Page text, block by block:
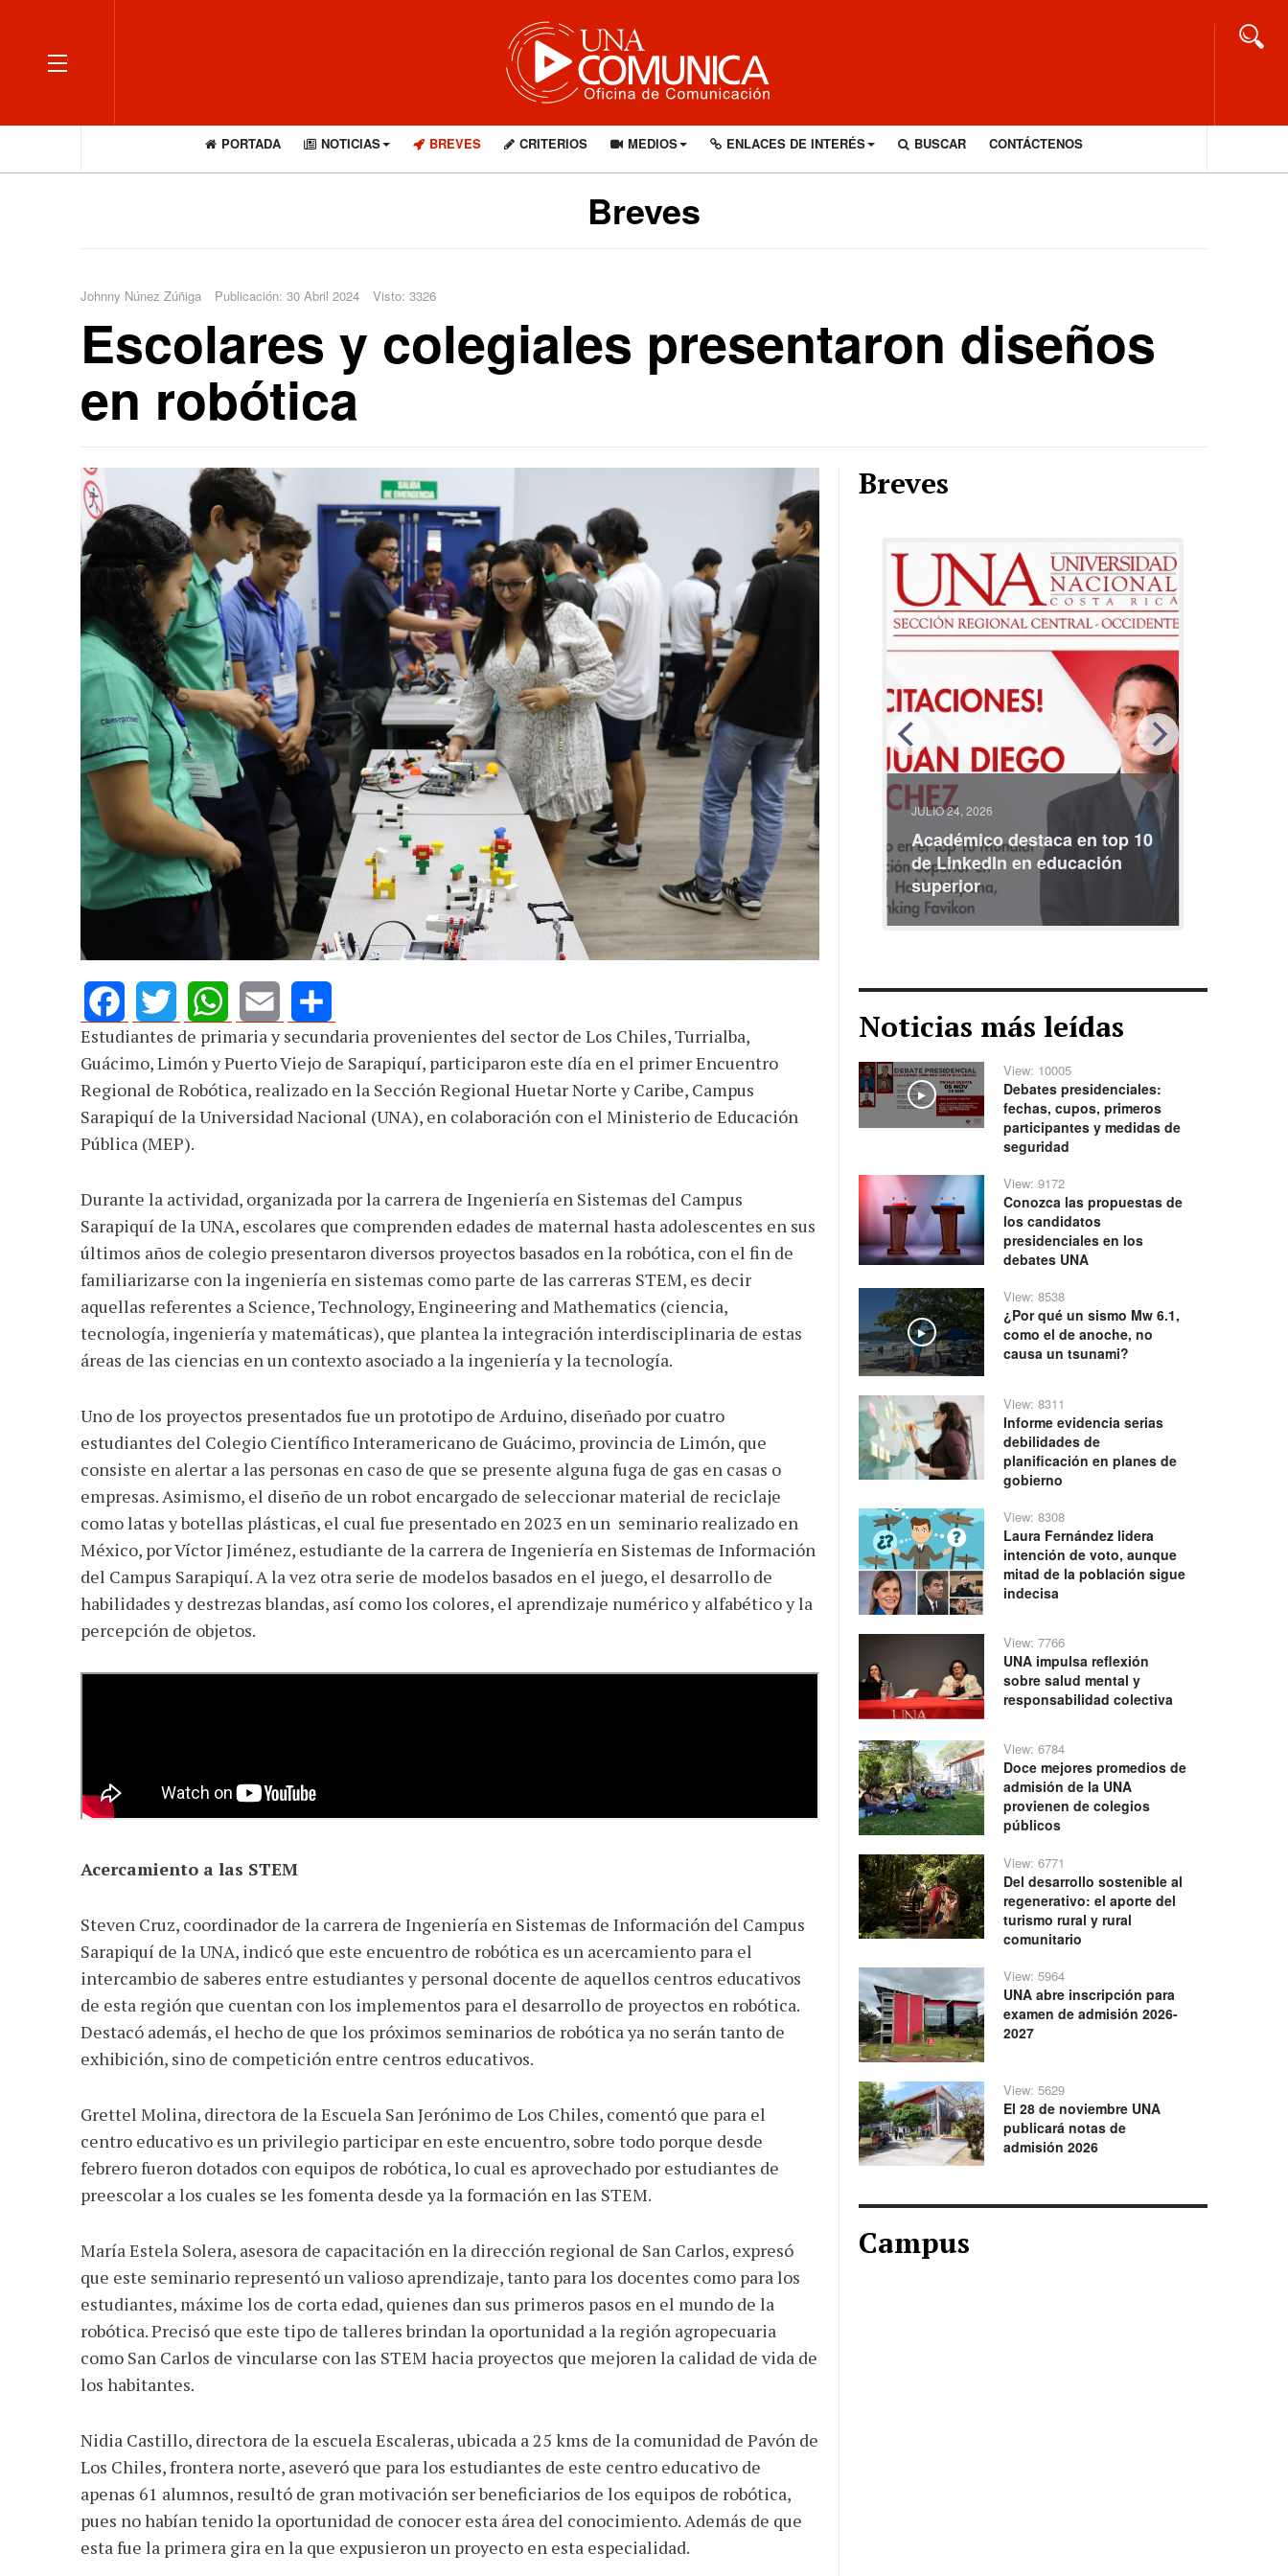
OFF CANVAS
PORTADA NOTICIAS BREVES CRITERIOS MEDIOS ENLACES DE INTERÉS BUSCAR CONTÁCTENOS
Breves
Johnny Núnez Zúñiga Publicación: 30 Abril 2024 Visto: 3326
Escolares y colegiales presentaron diseños
en robótica
FacebookTwitterWhatsApp
Email Share
Estudiantes de primaria y secundaria provenientes del sector de Los Chiles, Turrialba,
Guácimo, Limón y Puerto Viejo de Sarapiquí, participaron este día en el primer Encuentro
Regional de Robótica, realizado en la Sección Regional Huetar Norte y Caribe, Campus
Sarapiquí de la Universidad Nacional (UNA), en colaboración con el Ministerio de Educación
Pública (MEP).
Durante la actividad, organizada por la carrera de Ingeniería en Sistemas del Campus
Sarapiquí de la UNA, escolares que comprenden edades de maternal hasta adolescentes en sus
últimos años de colegio presentaron diversos proyectos basados en la robótica, con el fin de
familiarizarse con la ingeniería en sistemas como parte de las carreras STEM, es decir
aquellas referentes a Science, Technology, Engineering and Mathematics (ciencia,
tecnología, ingeniería y matemáticas), que plantea la integración interdisciplinaria de estas
áreas de las ciencias en un contexto asociado a la ingeniería y la tecnología.
Uno de los proyectos presentados fue un prototipo de Arduino, diseñado por cuatro
estudiantes del Colegio Científico Interamericano de Guácimo, provincia de Limón, que
consiste en alertar a las personas en caso de que se presente alguna fuga de gas en casas o
empresas. Asimismo, el diseño de un robot encargado de seleccionar material de reciclaje
como latas y botellas plásticas, el cual fue presentado en 2023 en un seminario realizado en
México, por Víctor Jiménez, estudiante de la carrera de Ingeniería en Sistemas de Información
del Campus Sarapiquí. A la vez otra serie de modelos basados en el juego, el desarrollo de
habilidades y destrezas blandas, así como los colores, el aprendizaje numérico y alfabético y la
percepción de objetos.
Acercamiento a las STEM
Steven Cruz, coordinador de la carrera de Ingeniería en Sistemas de Información del Campus
Sarapiquí de la UNA, indicó que este encuentro de robótica es un acercamiento para el
intercambio de saberes entre estudiantes y personal docente de aquellos centros educativos
de esta región que cuentan con los implementos para el desarrollo de proyectos en robótica.
Destacó además, el hecho de que los próximos seminarios de robótica ya no serán tanto de
exhibición, sino de competición entre centros educativos.
Grettel Molina, directora de la Escuela San Jerónimo de Los Chiles, comentó que para el
centro educativo es un privilegio participar en este encuentro, sobre todo porque desde
febrero fueron dotados con equipos de robótica, lo cual es aprovechado por estudiantes de
preescolar a los cuales se les fomenta desde ya la formación en las STEM.
María Estela Solera, asesora de capacitación en la dirección regional de San Carlos, expresó
que este seminario representó un valioso aprendizaje, tanto para los docentes como para los
estudiantes, máxime los de corta edad, quienes dan sus primeros pasos en el mundo de la
robótica. Precisó que este tipo de talleres brindan la oportunidad a la región agropecuaria
como San Carlos de vincularse con las STEM hacia proyectos que mejoren la calidad de vida de
los habitantes.
Nidia Castillo, directora de la escuela Escaleras, ubicada a 25 kms de la comunidad de Pavón de
Los Chiles, frontera norte, aseveró que para los estudiantes de este centro educativo de
apenas 61 alumnos, resultó de gran motivación ser beneficiarios de los equipos de robótica,
pues no habían tenido la oportunidad de conocer esta área del conocimiento. Además de que
esta fue la primera gira en la que expusieron un proyecto en esta especialidad.
Breves
AGOSTO 05, 2026
Consejo Universitario llama a
defender la democracia
JULIO 24, 2026
Rechazo al reparto desigual
de ganancias es mayor
cuando hubo esfuerzo
JULIO 24, 2026
Académico destaca en top 10
de LinkedIn en educación
superior
Noticias más leídas
Play
View: 10005
Debates presidenciales:
fechas, cupos, primeros
participantes y medidas de
seguridad
View: 9172
Conozca las propuestas de
los candidatos
presidenciales en los
debates UNA
Play
View: 8538
¿Por qué un sismo Mw 6.1,
como el de anoche, no
causa un tsunami?
View: 8311
Informe evidencia serias
debilidades de
planificación en planes de
gobierno
View: 8308
Laura Fernández lidera
intención de voto, aunque
mitad de la población sigue
indecisa
View: 7766
UNA impulsa reflexión
sobre salud mental y
responsabilidad colectiva
View: 6784
Doce mejores promedios de
admisión de la UNA
provienen de colegios
públicos
View: 6771
Del desarrollo sostenible al
regenerativo: el aporte del
turismo rural y rural
comunitario
View: 5964
UNA abre inscripción para
examen de admisión 2026-
2027
View: 5629
El 28 de noviembre UNA
publicará notas de
admisión 2026
Campus